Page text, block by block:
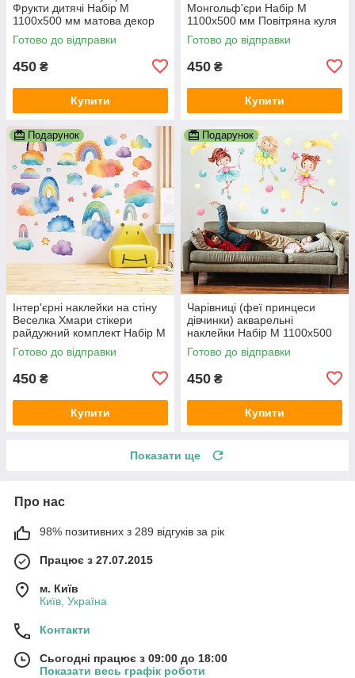
Фрукти дитячі Набір M
1100х500 мм матова декор
дитячої Happy Pocket
Готово до відправки
450 ₴
Купити
Монгольф'єри Набір М
1100х500 мм Повітряна куля
літак хмари зірки матова
Готово до відправки
450 ₴
Купити
Подарунок
Інтер'єрні наклейки на стіну
Веселка Хмари стікери
райдужний комплект Набір М
1000х500 мм матова
Готово до відправки
450 ₴
Купити
Подарунок
Чарівниці (феї принцеси
дівчинки) акварельні
наклейки Набір М 1100х500
мм матова
Готово до відправки
450 ₴
Купити
Показати ще
Про нас
98% позитивних з 289 відгуків за рік
Працює з 27.07.2015
м. Київ
Київ, Україна
Контакти
Сьогодні працює з 09:00 до 18:00
Показати весь графік роботи